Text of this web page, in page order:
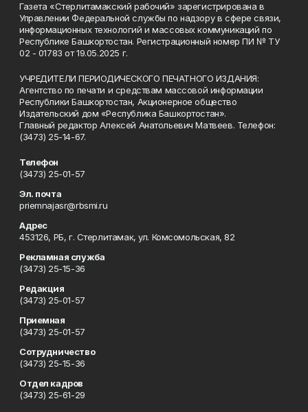
Газета «Стерлитамакский рабочий» зарегистрирована в
Управлении Федеральной службы по надзору в сфере связи,
информационных технологий и массовых коммуникаций по
Республике Башкортостан. Регистрационный номер ПИ № ТУ
02 - 01783 от 19.05.2025 г.
УЧРЕДИТЕЛИ ПЕРИОДИЧЕСКОГО ПЕЧАТНОГО ИЗДАНИЯ:
Агентство по печати и средствам массовой информации
Республики Башкортостан, Акционерное общество
Издательский дом «Республика Башкортостан».
Главный редактор Алексей Анатольевич Матвеев. Телефон:
(3473) 25-14-67.
Телефон
(3473) 25-01-57
Эл. почта
priemnajasr@rbsmi.ru
Адрес
453126, РБ, г. Стерлитамак, ул. Комсомольская, 82
Рекламная служба
(3473) 25-15-36
Редакция
(3473) 25-01-57
Приемная
(3473) 25-01-57
Сотрудничество
(3473) 25-15-36
Отдел кадров
(3473) 25-61-29